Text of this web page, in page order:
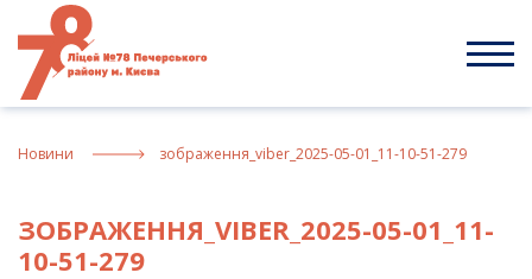
content
Новини зображення_viber_2025-05-01_11-10-51-279
ЗОБРАЖЕННЯ_VIBER_2025-05-01_11-
10-51-279